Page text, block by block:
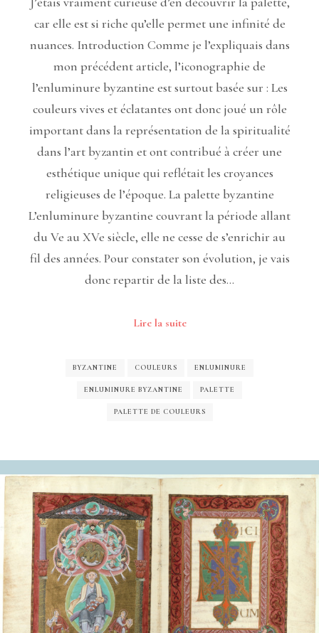
car elle est si riche qu’elle permet une infinité de
nuances. Introduction Comme je l’expliquais dans
mon précédent article, l’iconographie de
l’enluminure byzantine est surtout basée sur : Les
couleurs vives et éclatantes ont donc joué un rôle
important dans la représentation de la spiritualité
dans l’art byzantin et ont contribué à créer une
esthétique unique qui reflétait les croyances
religieuses de l’époque. La palette byzantine
L’enluminure byzantine couvrant la période allant
du Ve au XVe siècle, elle ne cesse de s’enrichir au
fil des années. Pour constater son évolution, je vais
donc repartir de la liste des…
Lire la suite
BYZANTINE COULEURS ENLUMINURE
ENLUMINURE BYZANTINE PALETTE
PALETTE DE COULEURS